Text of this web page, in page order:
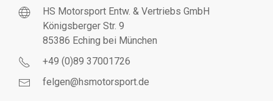
HS Motorsport Entw. & Vertriebs GmbH
Königsberger Str. 9
85386 Eching bei München
+49 (0)89 37001726
felgen@hsmotorsport.de